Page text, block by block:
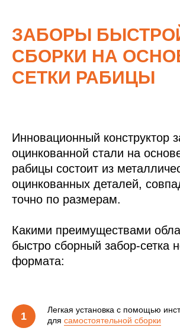
ЗАБОРЫ
СБОРКИ НА
СЕТКИ РАБИЦЫ
Инновационный конструктор
оцинкованной стали на
рабицы состоит из
оцинкованных деталей,
точно по размерам.
Какими преимуществами
быстро сборный забор-сетка
формата:
Легкая установка с помощью
для самостоятельной сборки